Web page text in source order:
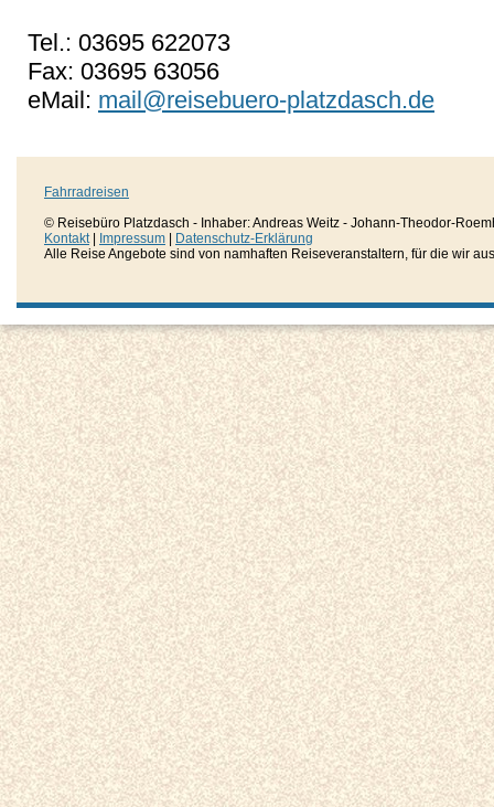
Tel.: 03695 622073
Fax: 03695 63056
eMail: mail@reisebuero-platzdasch.de
Fahrradreisen
© Reisebüro Platzdasch - Inhaber: Andreas Weitz - Johann-Theodor-
Kontakt| Impressum
Datenschutz-Erklärung
Alle Reise Angebote sind von namhaften Reiseveranstaltern, für die wir